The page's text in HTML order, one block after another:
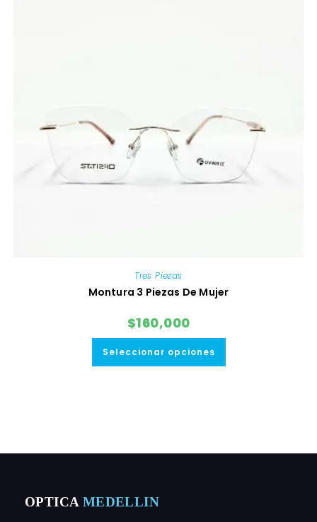
Tres Piezas
Montura 3 Piezas De Mujer
$160,000
Seleccionar opciones
Este
la
OPTICA MEDELLIN